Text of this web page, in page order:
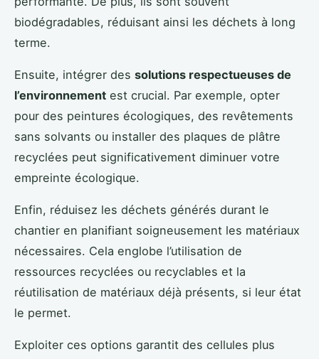
biodégradables, réduisant ainsi les déchets à long
terme.
Ensuite, intégrer des solutions respectueuses de
l’environnement est crucial. Par exemple, opter
pour des peintures écologiques, des revêtements
sans solvants ou installer des plaques de plâtre
recyclées peut significativement diminuer votre
empreinte écologique.
Enfin, réduisez les déchets générés durant le
chantier en planifiant soigneusement les matériaux
nécessaires. Cela englobe l’utilisation de
ressources recyclées ou recyclables et la
réutilisation de matériaux déjà présents, si leur état
le permet.
Exploiter ces options garantit des cellules plus